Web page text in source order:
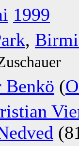
1999
,
Benkö (